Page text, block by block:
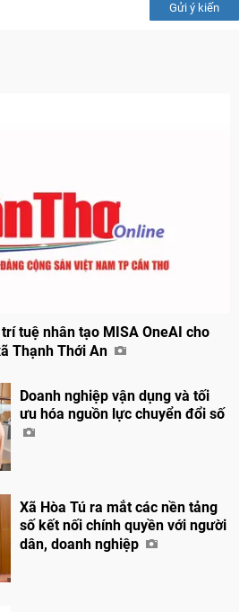
Gửi ý kiến
tuệ nhân tạo MISA OneAI cho
Thạnh Thới An
Doanh nghiệp vận dụng và tối
ưu hóa nguồn lực chuyển đổi số
Xã Hòa Tú ra mắt các nền tảng
số kết nối chính quyền với người
dân, doanh nghiệp